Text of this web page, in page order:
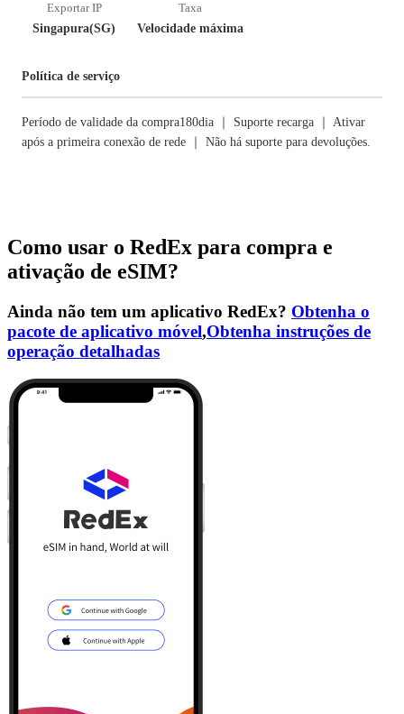
Exportar IP
Singapura(SG)
Taxa
Velocidade máxima
Política de serviço
Período de validade da compra180dia ｜ Suporte recarga ｜ Ativar
após a primeira conexão de rede ｜ Não há suporte para devoluções.
Como usar o RedEx para compra e
ativação de eSIM?
Ainda não tem um aplicativo RedEx? Obtenha o
pacote de aplicativo móvel,Obtenha instruções de
operação detalhadas